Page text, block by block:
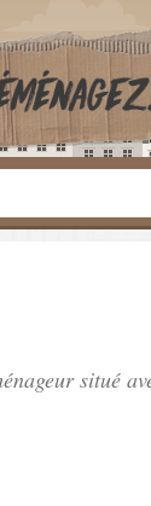
situé